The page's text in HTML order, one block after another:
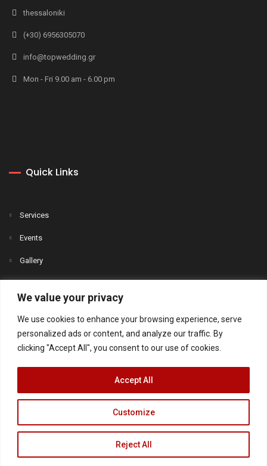
We value your privacy
We use cookies to enhance your browsing experience, serve
personalized ads or content, and analyze our traffic. By
clicking "Accept All", you consent to our use of cookies.
Customize
Reject All
Accept All
thessaloniki
(+30) 6956305070
info@topwedding.gr
Mon - Fri 9.00 am - 6.00 pm
Quick Links
Services
Events
Gallery
News
– All Rights Reserved.Πολιτική απορρήτου